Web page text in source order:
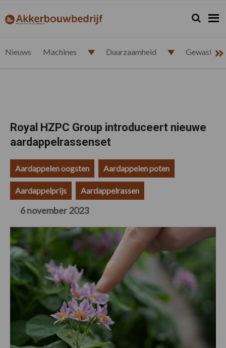
de
de
de
de
akkerbouwbedrijf.nl Zoeken...
Zoek
Nieuws Machines Duurzaamheid
Royal HZPC Group introduceert nieuwe
aardappelrassenset
Aardappelen oogsten Aardappelen poten
Aardappelprijs Aardappelrassen
6 november 2023